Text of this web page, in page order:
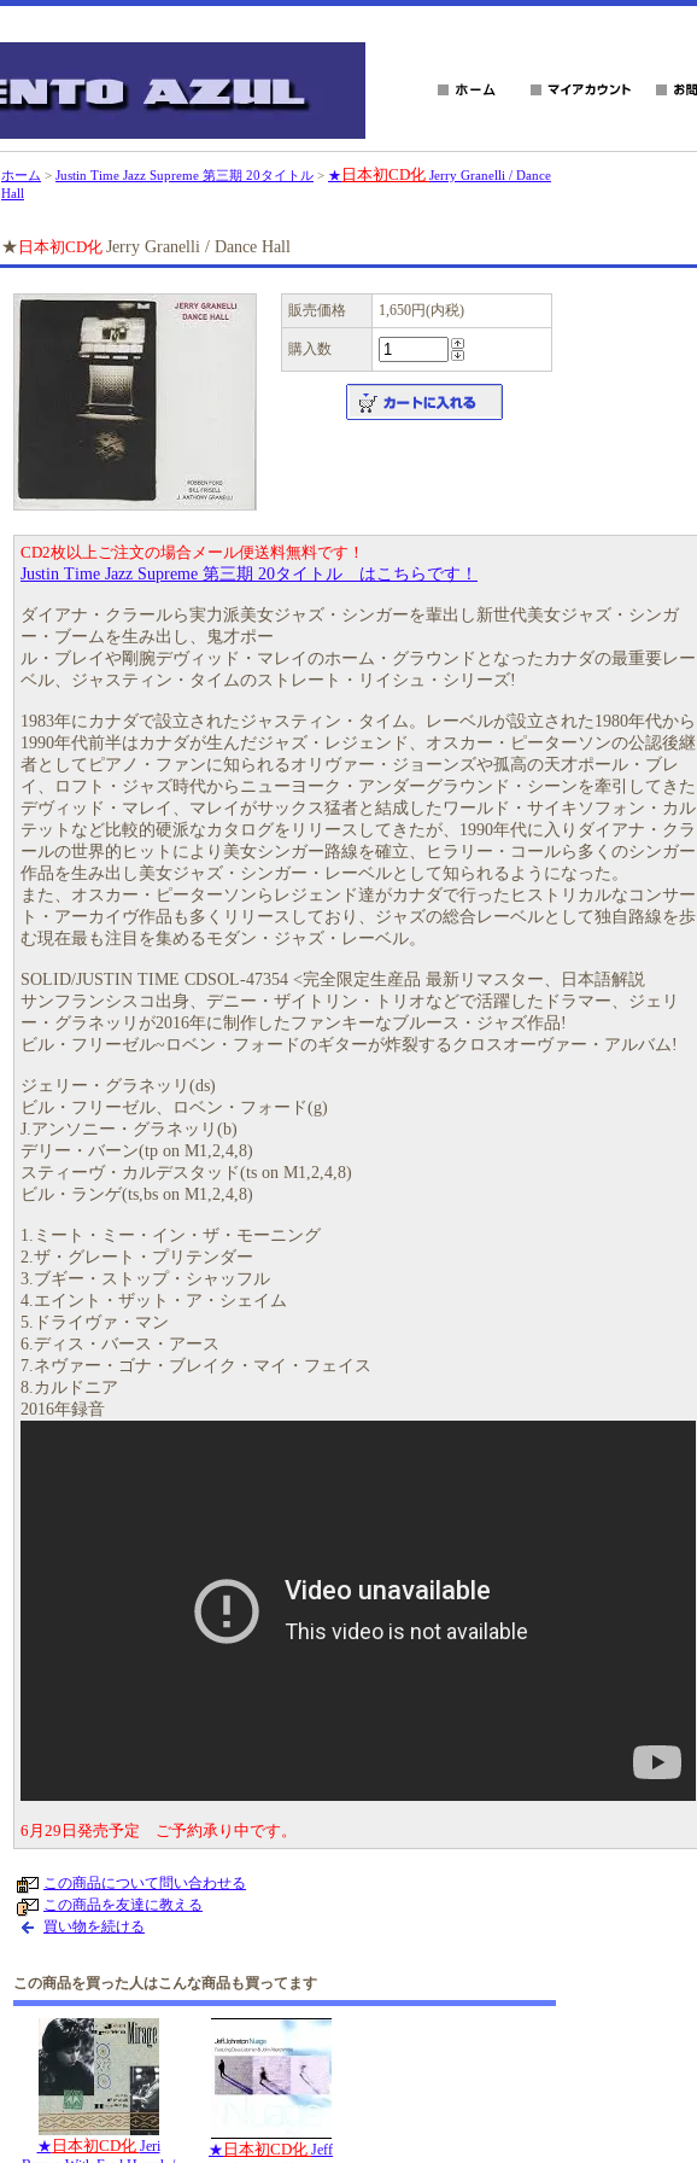
ホーム > Justin Time Jazz Supreme 第三期 20タイトル > ★ 日本初CD化 Jerry Granelli / Dance
Hall
★ 日本初CD化 Jerry Granelli / Dance Hall
販売価格 1,650円(内税)
購入数
CD2枚以上ご注文の場合メール便送料無料です！
Justin Time Jazz Supreme 第三期 20タイトル はこちらです！
ダイアナ・クラールら実力派美女ジャズ・シンガーを輩出し新世代美女ジャズ・シンガ
ー・ブームを生み出し、鬼才ポー
ル・ブレイや剛腕デヴィッド・マレイのホーム・グラウンドとなったカナダの最重要レー
ベル、ジャスティン・タイムのストレート・リイシュ・シリーズ!
1983年にカナダで設立されたジャスティン・タイム。レーベルが設立された1980年代から
1990年代前半はカナダが生んだジャズ・レジェンド、オスカー・ピーターソンの公認後継
者としてピアノ・ファンに知られるオリヴァー・ジョーンズや孤高の天才ポール・ブレ
イ、ロフト・ジャズ時代からニューヨーク・アンダーグラウンド・シーンを牽引してきた
デヴィッド・マレイ、マレイがサックス猛者と結成したワールド・サイキソフォン・カル
テットなど比較的硬派なカタログをリリースしてきたが、1990年代に入りダイアナ・クラ
ールの世界的ヒットにより美女シンガー路線を確立、ヒラリー・コールら多くのシンガー
作品を生み出し美女ジャズ・シンガー・レーベルとして知られるようになった。
また、オスカー・ピーターソンらレジェンド達がカナダで行ったヒストリカルなコンサー
ト・アーカイヴ作品も多くリリースしており、ジャズの総合レーベルとして独自路線を歩
む現在最も注目を集めるモダン・ジャズ・レーベル。
SOLID/JUSTIN TIME CDSOL-47354 <完全限定生産品 最新リマスター、日本語解説
サンフランシスコ出身、デニー・ザイトリン・トリオなどで活躍したドラマー、ジェリ
ー・グラネッリが2016年に制作したファンキーなブルース・ジャズ作品!
ビル・フリーゼル~ロベン・フォードのギターが炸裂するクロスオーヴァー・アルバム!
ジェリー・グラネッリ(ds)
ビル・フリーゼル、ロベン・フォード(g)
J.アンソニー・グラネッリ(b)
デリー・バーン(tp on M1,2,4,8)
スティーヴ・カルデスタッド(ts on M1,2,4,8)
ビル・ランゲ(ts,bs on M1,2,4,8)
1.ミート・ミー・イン・ザ・モーニング
2.ザ・グレート・プリテンダー
3.ブギー・ストップ・シャッフル
4.エイント・ザット・ア・シェイム
5.ドライヴァ・マン
6.ディス・バース・アース
7.ネヴァー・ゴナ・ブレイク・マイ・フェイス
8.カルドニア
2016年録音
6月29日発売予定 ご予約承り中です。
この商品について問い合わせる
この商品を友達に教える
買い物を続ける
この商品を買った人はこんな商品も買ってます
★ 日本初CD化 Jeri
★ 日本初CD化 Jeff